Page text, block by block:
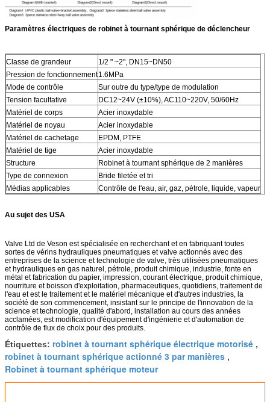
Paramètres électriques de robinet à tournant sphérique de déclencheur
Classe de grandeur
1/2 " ~2", DN15~DN50
Pression de fonctionnement1.6MPa
Mode de contrôle
Sur outre du type/type de modulation
Tension facultative
DC12~24V (±10%), AC110~220V, 50/60Hz
Matériel de corps
Acier inoxydable
Matériel de noyau
Acier inoxydable
Matériel de cachetage
EPDM, PTFE
Matériel de tige
Acier inoxydable
Structure
Robinet à tournant sphérique de 2 manières
Type de connexion
Bride filetée et tri
Médias applicables
Contrôle de l'eau, air, gaz, pétrole, liquide, vapeur
Au sujet des USA
Valve Ltd de Veson est spécialisée en recherchant et en fabriquant toutes
sortes de vérins hydrauliques pneumatiques et valve actionnés avec des
entreprises de la science et technologie de valve, très utilisées pneumatiques
et hydrauliques en gas naturel, pétrole, produit chimique, industrie, fonte en
métal et fabrication du papier, impression, courant électrique, produit chimique,
nourriture et boisson d'exploitation, pharmaceutiques, quotidiens, traitement de
l'eau et est le traitement et le matériel mécanique et d'autres industries, la
société de son commencement, insistant sur le principe de l'innovation de la
science et technologie, qualité d'abord, installation au cours des années
acclamées, est modification d'équipement d'ingénierie et d'automation de
contrôle de flux de choix pour des produits.
Étiquettes: robinet à tournant sphérique électrique motorisé ,
robinet à tournant sphérique actionné 3 par manières ,
Robinet à tournant sphérique moteur